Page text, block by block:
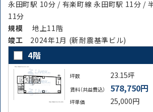
永田町駅 10分 / 有楽町線 永田町駅 11分 /
11分
規模
地上11階
竣⼯ 2024年1月 (新耐震基準ビル)
4階
坪数 23.15坪
賃料（共益費込） 578,750円
坪単価 25,000円